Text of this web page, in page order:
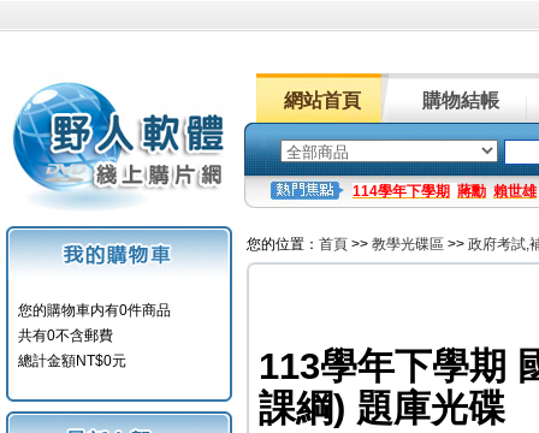
網站首頁 購物結帳
114學年下學期 蔣勳 賴世雄
您的購物車内有0件商品
共有0不含郵費
總計金額NT$0元
您的位置： 首頁 >> 教學光碟區 >> 政府考試,
113學年下學期
課綱) 題庫光碟